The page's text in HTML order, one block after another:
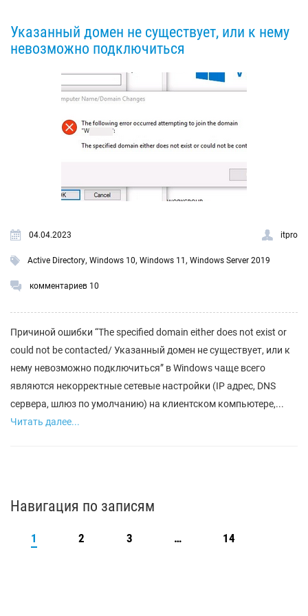
Указанный домен не существует, или к нему
невозможно подключиться
04.04.2023 itpro
Active Directory, Windows 10, Windows 11 , Windows Server 2019
комментариев 10
Причиной ошибки “The specified domain either does not exist or
could not be contacted/ Указанный домен не существует, или к
нему невозможно подключиться” в Windows чаще всего
являются некорректные сетевые настройки (IP адрес, DNS
сервера, шлюз по умолчанию) на клиентском компьютере,...
Читать далее...
Навигация по записям
1 2 3 … 14